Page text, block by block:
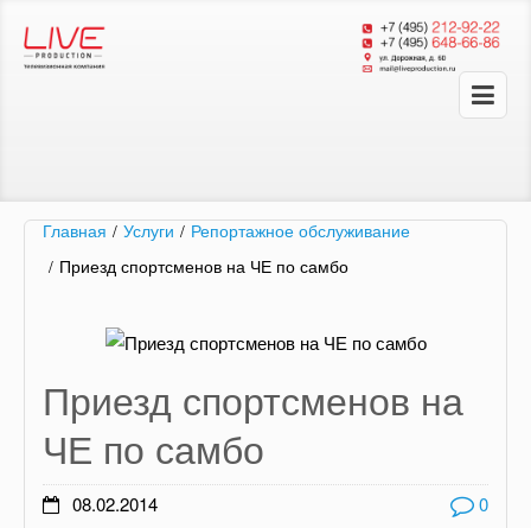
Главная / Услуги / Репортажное обслуживание
/ Приезд спортсменов на ЧЕ по самбо
Приезд спортсменов на
ЧЕ по самбо
08.02.2014
0